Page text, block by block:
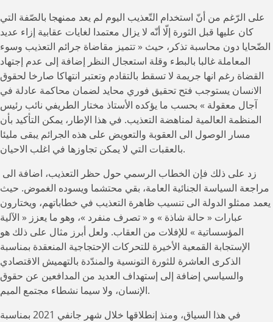
على الرّغم من أنّ استخدام التّعذيب اليوم لم يعد ممنهجا بالصّفة التي
كان عليها قبل الثورة إلّا أنّه لا يزال معتمدا لغايات عقابية إزاء عديد
الضّحايا دون محاسبة تذكر، حيث « تتميز مقاضاة جرائم التعذيب وسوء
المعاملة غالبا بالبطء وقلة استعجال النظر إضافة إلى عدم إجتهاد
القضاة رغم انها جريمة لا تسقط بالتقادم وتعتبر انتهاكا صارخا لحقوق
الانسان يستوجب فتح تحقيق فوري محايد لضمان محاكمة عادلة في
آجال معقولة » بحسب ما يؤكده الأستاذ مختار الطريفي نائب رئيس
المنظمة العالمية لمناهضة التعذيب. في هذا الإطار، يمكن التأكيد بأن
مسار الوصول الى العقوبة والتعويض على هذه الجرائم يبقى مليئا
بالعقبات التي لا يمكن تجاوزها في اغلب الاحيان.
مراجعة السياسة الجنائية العامة، بقي محتشما ويسوده الغموض. حيث
يعمد ممثلو الدولة الى تنسيب ظاهرة التعذيب في خطاباتهم، ويختارون
عبارات « حالة شاذة » و « تصرف منفرد »، وهو ما يعزز « الآلية
المؤسساتية » للإفلات من العقاب. ولعل أبرز مثال على ذلك هو
الإستجابة القمعية الأخيرة للتحركات الإحتجاجية المنعقدة بمناسبة
الذكرى العاشرة للثورة التونسية والمندّدة بالتهميش الاقتصادي
والسياسي إضافة إلى إستهداف العديد من المدافعين عن حقوق
الإنسان، ولا سيما نشطاء مجتمع الميم.
في هذا السياق، ومنذ إنطلاقها خلال شهر جانفي 2021 بمناسبة